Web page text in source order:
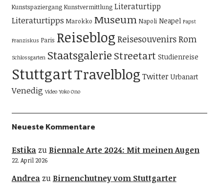
Kunstspaziergang Kunstvermittlung Literaturtipp
Literaturtipps Marokko Museum Napoli Neapel Papst
Franziskus Paris Reiseblog ReisesouvenirsRom
Schlossgarten Staatsgalerie Streetart Studienreise
StuttgartTravelblog Twitter Urbanart
Venedig Video Yoko Ono
Neueste Kommentare
Estikazu Biennale Arte 2024: Mit meinen Augen
22. April 2026
Andreazu Birnenchutney vom Stuttgarter